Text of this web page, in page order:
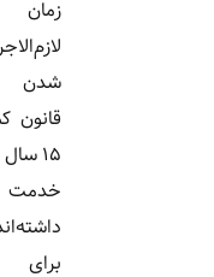
لازم‌الاجرا
شدن این
قانون کمتر از
۱۵ سال سابقه
خدمت
داشته‌اند،